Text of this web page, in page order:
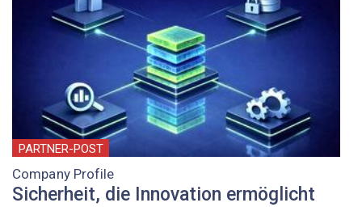
PARTNER-POST
Company Profile
Sicherheit, die Innovation ermöglicht